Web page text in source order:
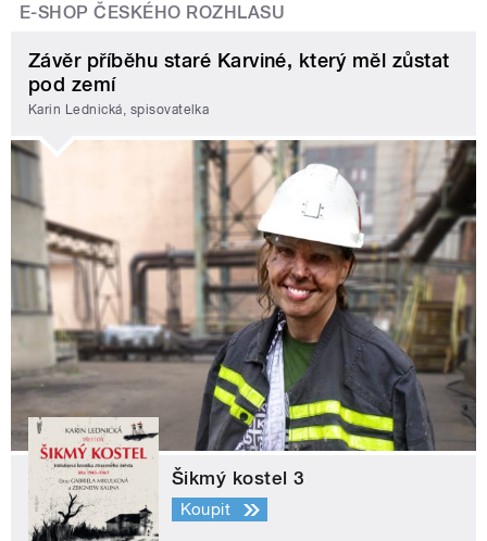
E-SHOP ČESKÉHO ROZHLASU
Závěr příběhu staré Karviné, který měl zůstat
pod zemí
Karin Lednická, spisovatelka
Šikmý kostel 3
Koupit